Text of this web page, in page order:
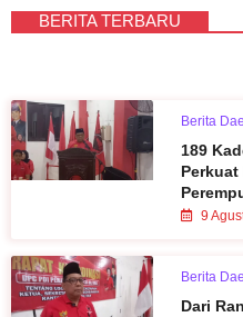
BERITA TERBARU
Berita
189
9
Berita
Dari